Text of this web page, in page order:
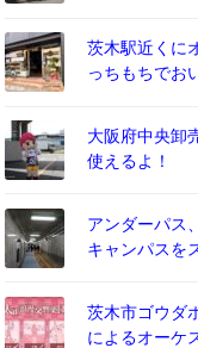
茨木駅近くに
っちもちでお
大阪府中央卸
使えるよ！
アンダーパス
キャンパスを
茨木市ゴウダ
によるオーケ